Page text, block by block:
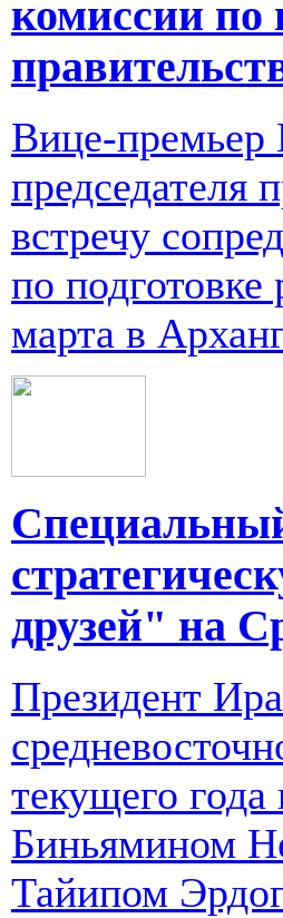
комиссии по
Вице-премьер
председателя
встречу
по подготовке
марта в
друзей" на
Президент
текущего
Биньямином
Тайипом